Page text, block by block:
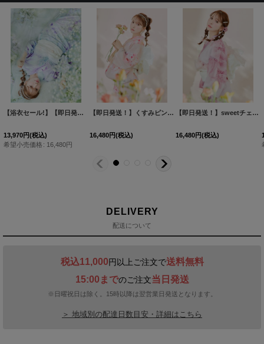
[Y-8038-nz-dzi-MI-F-24MY ]
[Y-8030-nz-dzh-P-F-24MY]
【即日発送！】sweetチェリーブロッサム浴衣 【浴衣３点セット 浴衣/帯/下駄】[OF04/HC03]三上悠亜着用 [
【浴衣セール!】【即日発送！】クリームイエローピオニー浴衣 【浴衣３点セット 浴衣/帯/下駄】[FB02]三上悠亜着用
12,980
希望小売価格:
【即日発送】アプリコットピンク牡丹浴衣 【浴衣３点セット 浴衣/帯/下駄】[OF04/HC03]三上悠亜着用
17,580
4,950 円(税込)
DELIVERY
配送について
税込11,000円以上ご注文で送料無料
15:00までのご注文当日発送
※日曜祝日は除く。15時以降は翌営業日発送となります。
＞ 地域別の配達日数目安・詳細はこちら